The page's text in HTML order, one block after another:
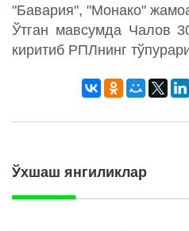
"Бавария", "Монако"
Ўтган мавсумда Чалов
киритиб РПЛнинг
Ўхшаш янгиликлар